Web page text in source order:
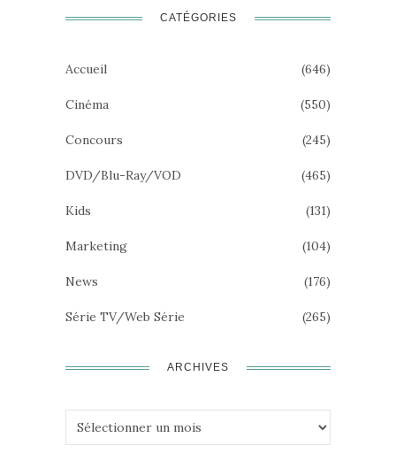
CATÉGORIES
Accueil (646)
Cinéma (550)
Concours (245)
DVD/Blu-Ray/VOD (465)
Kids (131)
Marketing (104)
News (176)
Série TV/Web Série (265)
ARCHIVES
Archives